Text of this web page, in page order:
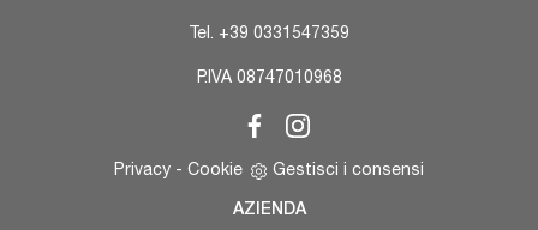
Tel. +39 0331547359
P.IVA 08747010968
Privacy - Cookie Gestisci i consensi
AZIENDA